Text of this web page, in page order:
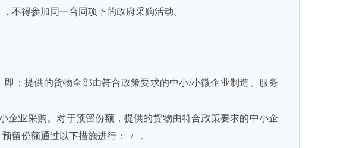
不得参加同一合同项下的政府采购活动。
即：提供的货物全部由符合政策要求的中小/小微企业制造、服务
企业采购。对于预留份额，提供的货物由符合政策要求的中小企
留份额通过以下措施进行：
/
。